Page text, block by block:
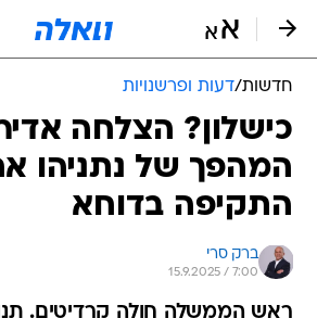
חדשות/דעות ופרשנויות
כישלון? הצלחה
המהפך של נתניהו
התקיפה בדוחא
ברק סרי
15.9.2025 / 7:00
ראש הממשלה חולה קרדיטים.